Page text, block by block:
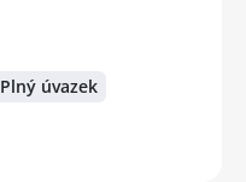
Plný úvazek